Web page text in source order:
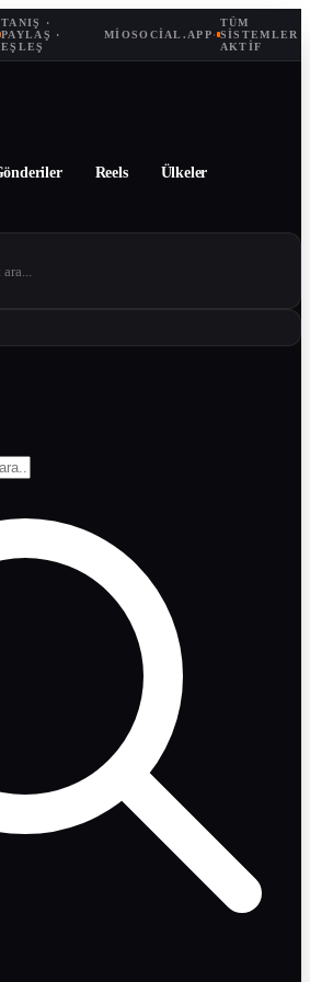
TANIŞ ·
PAYLAŞ ·
EŞLEŞ
MIOSOCIAL.APP·
TÜM
SISTEMLER
AKTIF
Reels Ülkeler